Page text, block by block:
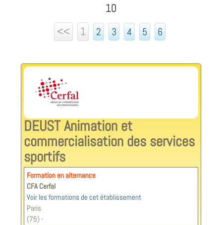
10
<<
1 2 3 4 5 6
DEUST Animation et
commercialisation des services
sportifs
Formation en alternance
CFA Cerfal
Voir les formations de cet établissement
Paris
(75) -